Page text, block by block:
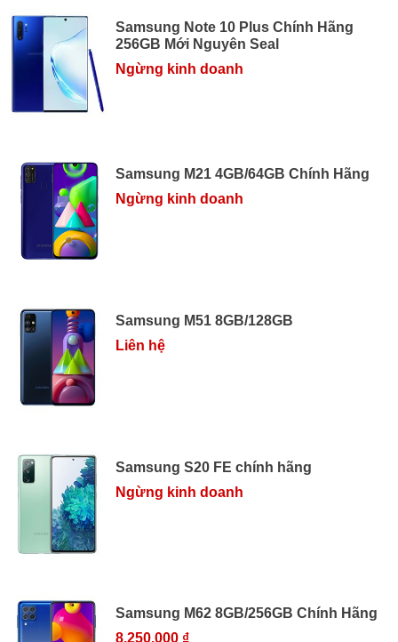
Samsung Note 10 Plus Chính Hãng
256GB Mới Nguyên Seal
Ngừng kinh doanh
Samsung M21 4GB/64GB Chính Hãng
Ngừng kinh doanh
Samsung M51 8GB/128GB
Liên hệ
Samsung S20 FE chính hãng
Ngừng kinh doanh
Samsung M62 8GB/256GB Chính Hãng
8.250.000 ₫